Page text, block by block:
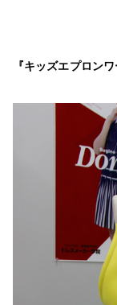
『キッズエプロン